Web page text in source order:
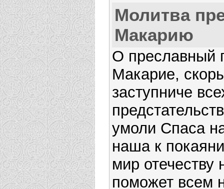
Молитва
Макарию
О преславный
Макарие,
заступниче
умоли Спаса
наша к
мир
поможет всем